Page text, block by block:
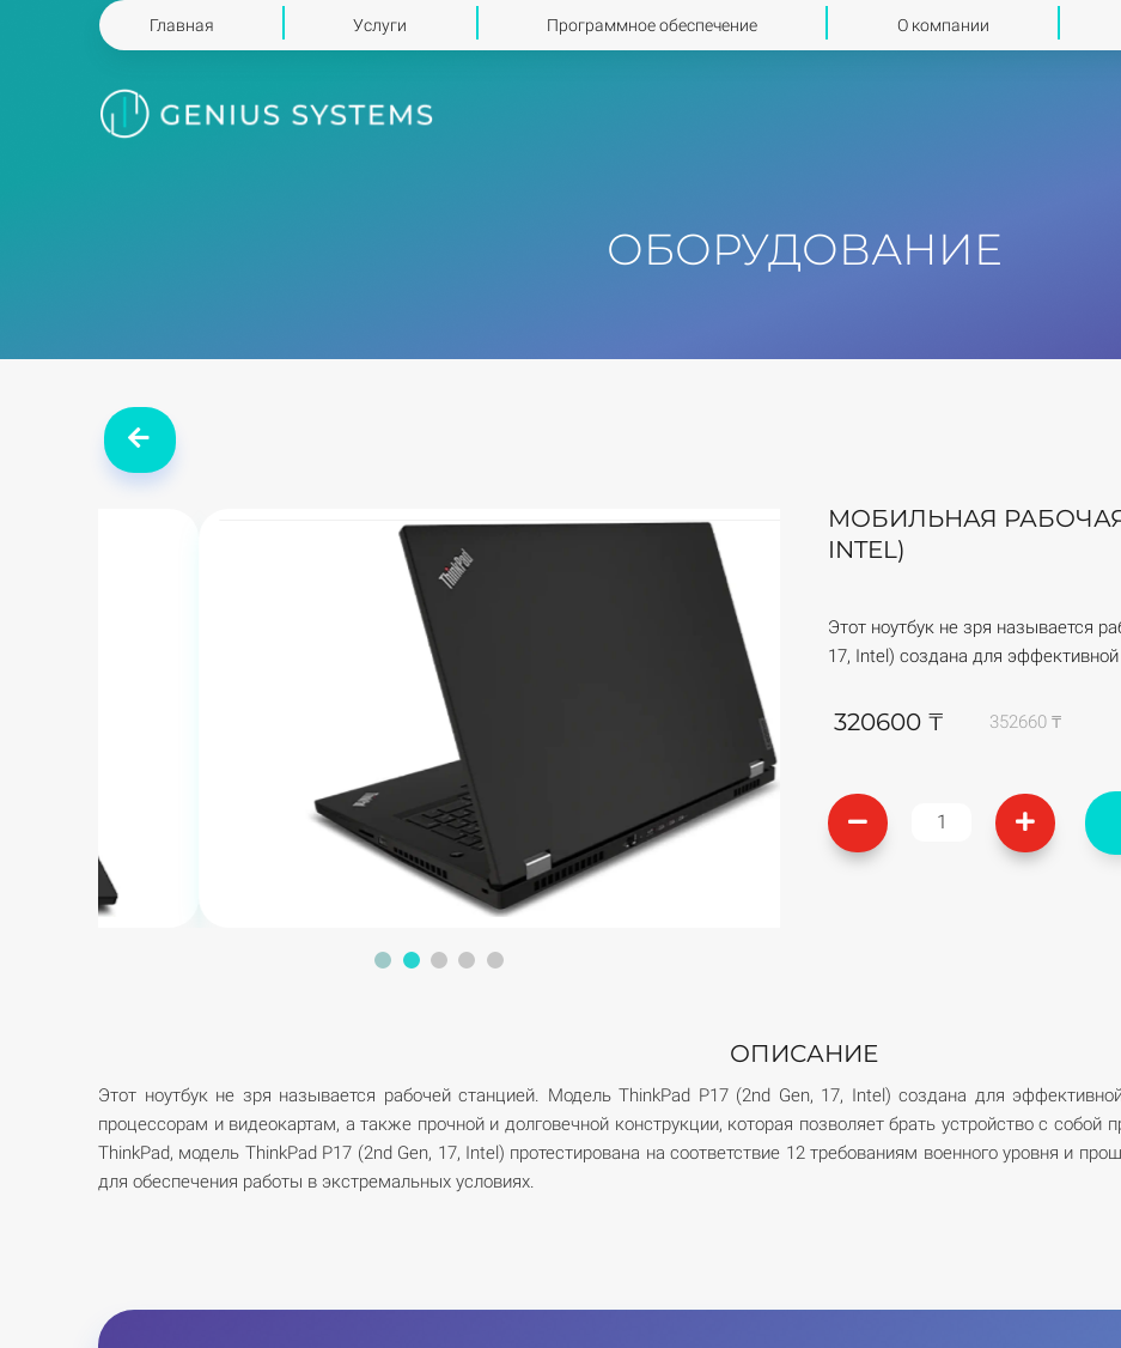
Главная Услуги Программное обеспечение О компании
ОБОРУДОВАНИЕ
МОБИЛЬНАЯ РАБОЧАЯ
INTEL)
Этот ноутбук не зря называется
17, Intel) создана для
320600 ₸ 352660 ₸
ОПИСАНИЕ
Этот ноутбук не зря называется рабочей станцией. Модель ThinkPad P17 (2nd Gen, 17, Intel) создана для
процессорам и видеокартам, а также прочной и долговечной конструкции, которая позволяет брать устройство с собой
ThinkPad, модель ThinkPad P17 (2nd Gen, 17, Intel) протестирована на соответствие 12 требованиям военного уровня и
для обеспечения работы в экстремальных условиях.